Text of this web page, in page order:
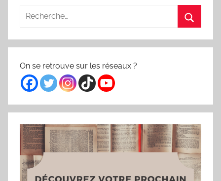
Recherche
:
On se retrouve sur les réseaux ?